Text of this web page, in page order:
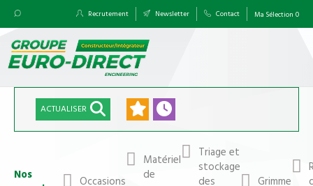
Recrutement Newsletter Contact Ma Sélection 0
ACTUALISER
Nos
Occasions
Matériel
de
Triage et
stockage
des
Grimme